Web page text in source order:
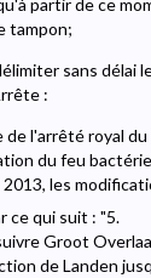
partir de ce
tampon;
sans délai
:
de l'arrêté royal
du feu
les
ce qui suit : "5.
Groot
de Landen